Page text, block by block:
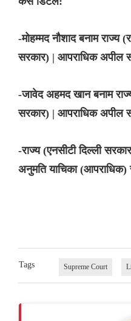
-मोहम्मद नौशाद बनाम राज्य
सरकार) | आपराधिक अपील
-जावेद अहमद खान बनाम राज्य
सरकार) | आपराधिक अपील
-राज्य (एनसीटी दिल्ली
अनुमति याचिका
Tags Supreme Court